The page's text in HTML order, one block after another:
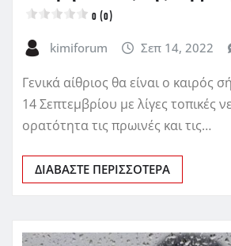
0 (0)
kimiforum Σεπ 14, 2022
Γενικά αίθριος θα είναι ο καιρός
14 Σεπτεμβρίου με λίγες τοπικές
ορατότητα τις πρωινές και τις…
ΔΙΑΒΆΣΤΕ ΠΕΡΙΣΣΌΤΕΡΑ